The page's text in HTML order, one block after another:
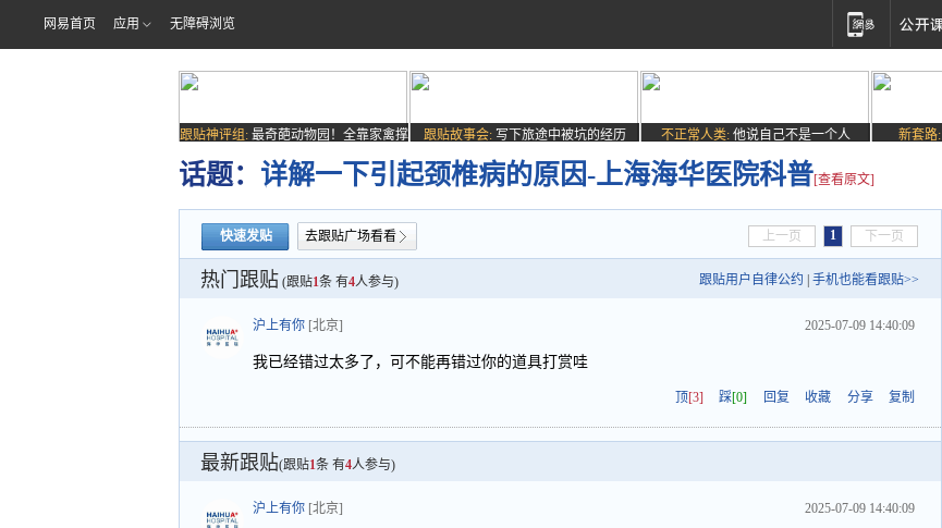
网易首页 应用 无障碍浏览
跟贴神评组: 最奇葩动物园！全靠家禽撑
场子
跟贴故事会: 写下旅途中被坑的经历 不正常人类: 他说自己不是一个人 新套路:
话题： 详解一下引起颈椎病的原因-上海海华医院科普[查看原文]
快速发贴 去跟贴广场看看 上一页 1 下一页
热门跟贴 (跟贴1条 有4人参与) 跟贴用户自律公约 手机也能看跟贴>>
沪上有你 [北京] 2025-07-09 14:40:09
我已经错过太多了，可不能再错过你的道具打赏哇
顶[3] 踩[0] 回复 收藏 分享 复制
最新跟贴(跟贴1条 有4人参与)
沪上有你 [北京] 2025-07-09 14:40:09